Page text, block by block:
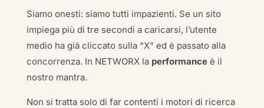
Siamo onesti: siamo tutti impazienti. Se un sito
impiega più di tre secondi a caricarsi, l’utente
medio ha già cliccato sulla “X” ed è passato alla
concorrenza. In NETWORX la performanceè il
nostro mantra.
Non si tratta solo di far contenti i motori di ricerca